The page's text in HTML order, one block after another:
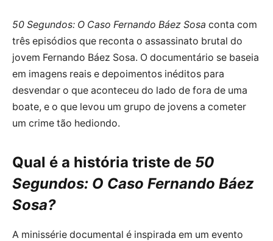
50 Segundos: O Caso Fernando Báez Sosa conta com
três episódios que reconta o assassinato brutal do
jovem Fernando Báez Sosa. O documentário se baseia
em imagens reais e depoimentos inéditos para
desvendar o que aconteceu do lado de fora de uma
boate, e o que levou um grupo de jovens a cometer
um crime tão hediondo.
Qual é a história triste de 50
Segundos: O Caso Fernando Báez
Sosa?
A minissérie documental é inspirada em um evento